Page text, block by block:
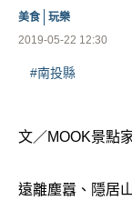
2019-05-22 12:30
美食 玩樂
#南投縣
文／MOOK景點
遠離塵囂、隱居